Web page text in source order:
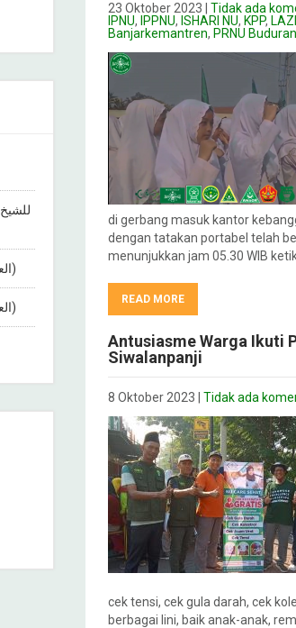
HIKMAH KE-17 AL-HIKAM (العطائية)
HIKMAH KE-17 AL-HIKAM (العطائية)
23 Oktober 2023 Tidak ada
IPNU, IPPNU, ISHARI NU, KPP,
Banjarkemantren, PRNU Buduran
di gerbang masuk kantor
dengan tatakan portabel telah
menunjukkan jam 05.30 WIB
READ MORE
Antusiasme Warga Ikuti
Siwalanpanji
8 Oktober 2023 Tidak ada
cek tensi, cek gula darah, cek
berbagai lini, baik anak-anak,